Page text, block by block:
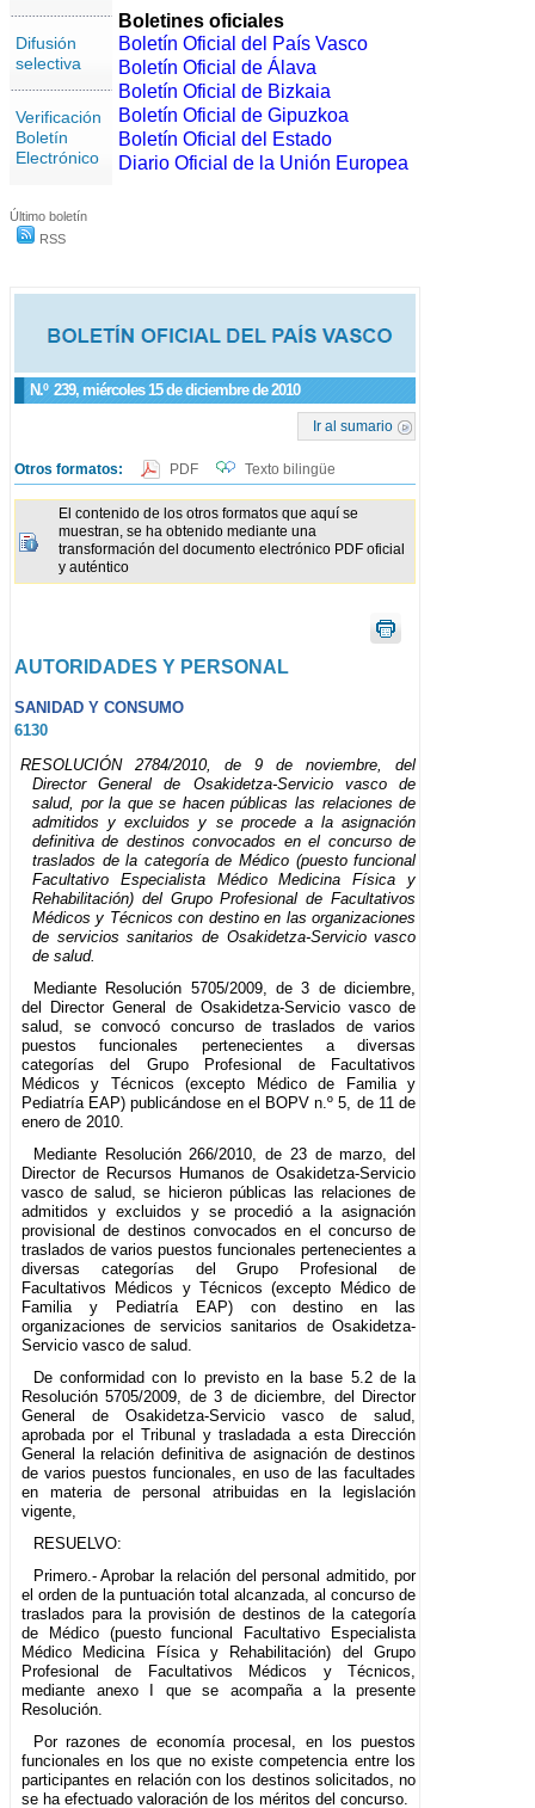
Difusión
selectiva
Verificación
Boletín
Electrónico
Último boletín
RSS
N.º 239, miércoles 15 de diciembre de 2010
Ir al sumario
Otros formatos: PDF Texto bilingüe
El contenido de los otros formatos que aquí se
muestran, se ha obtenido mediante una
transformación del documento electrónico PDF oficial
y auténtico
AUTORIDADES Y PERSONAL
SANIDAD Y CONSUMO
6130
RESOLUCIÓN 2784/2010, de 9 de noviembre, del
Director General de Osakidetza-Servicio vasco de
salud, por la que se hacen públicas las relaciones de
admitidos y excluidos y se procede a la asignación
definitiva de destinos convocados en el concurso de
traslados de la categoría de Médico (puesto funcional
Facultativo Especialista Médico Medicina Física y
Rehabilitación) del Grupo Profesional de Facultativos
Médicos y Técnicos con destino en las organizaciones
de servicios sanitarios de Osakidetza-Servicio vasco
de salud.
Mediante Resolución 5705/2009, de 3 de diciembre,
del Director General de Osakidetza-Servicio vasco de
salud, se convocó concurso de traslados de varios
puestos funcionales pertenecientes a diversas
categorías del Grupo Profesional de Facultativos
Médicos y Técnicos (excepto Médico de Familia y
Pediatría EAP) publicándose en el BOPV n.º 5, de 11 de
enero de 2010.
Mediante Resolución 266/2010, de 23 de marzo, del
Director de Recursos Humanos de Osakidetza-Servicio
vasco de salud, se hicieron públicas las relaciones de
admitidos y excluidos y se procedió a la asignación
provisional de destinos convocados en el concurso de
traslados de varios puestos funcionales pertenecientes a
diversas categorías del Grupo Profesional de
Facultativos Médicos y Técnicos (excepto Médico de
Familia y Pediatría EAP) con destino en las
organizaciones de servicios sanitarios de Osakidetza-
Servicio vasco de salud.
De conformidad con lo previsto en la base 5.2 de la
Resolución 5705/2009, de 3 de diciembre, del Director
General de Osakidetza-Servicio vasco de salud,
aprobada por el Tribunal y trasladada a esta Dirección
General la relación definitiva de asignación de destinos
de varios puestos funcionales, en uso de las facultades
en materia de personal atribuidas en la legislación
vigente,
RESUELVO:
Primero.- Aprobar la relación del personal admitido, por
el orden de la puntuación total alcanzada, al concurso de
traslados para la provisión de destinos de la categoría
de Médico (puesto funcional Facultativo Especialista
Médico Medicina Física y Rehabilitación) del Grupo
Profesional de Facultativos Médicos y Técnicos,
mediante anexo I que se acompaña a la presente
Resolución.
Por razones de economía procesal, en los puestos
funcionales en los que no existe competencia entre los
participantes en relación con los destinos solicitados, no
se ha efectuado valoración de los méritos del concurso.
Boletines oficiales
Boletín Oficial del País Vasco
Boletín Oficial de Álava
Boletín Oficial de Bizkaia
Boletín Oficial de Gipuzkoa
Boletín Oficial del Estado
Diario Oficial de la Unión Europea